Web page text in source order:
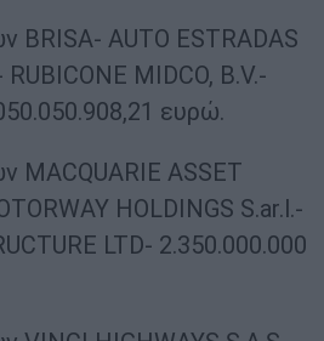
AUTO ESTRADAS
MIDCO, B.V.-
ευρώ.
ASSET
HOLDINGS S.ar.l.-
LTD- 2.350.000.000